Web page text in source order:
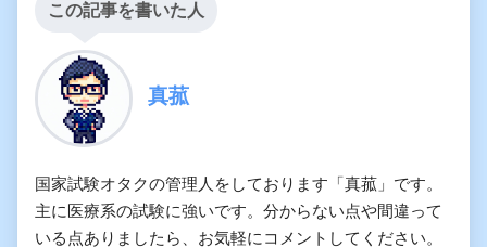
この記事を書いた人
真菰
国家試験オタクの管理人をしております「真菰」です。
主に医療系の試験に強いです。分からない点や間違って
いる点ありましたら、お気軽にコメントしてください。